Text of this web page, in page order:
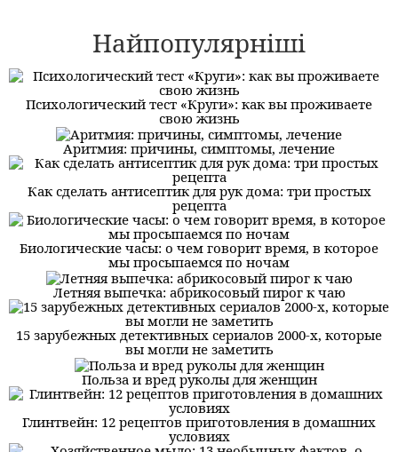
Найпопулярніші
Психологический тест «Круги»: как вы проживаете
свою жизнь
Аритмия: причины, симптомы, лечение
Как сделать антисептик для рук дома: три простых
рецепта
Биологические часы: о чем говорит время, в которое
мы просыпаемся по ночам
Летняя выпечка: абрикосовый пирог к чаю
15 зарубежных детективных сериалов 2000-х, которые
вы могли не заметить
Польза и вред руколы для женщин
Глинтвейн: 12 рецептов приготовления в домашних
условиях